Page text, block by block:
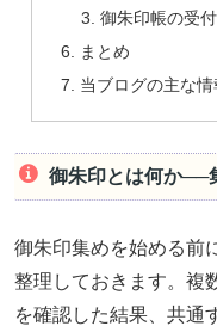
御朱印帳の受
まとめ
当ブログの主な情
御朱印とは何か──
御朱印集めを始める前
整理しておきます。複
を確認した結果、共通